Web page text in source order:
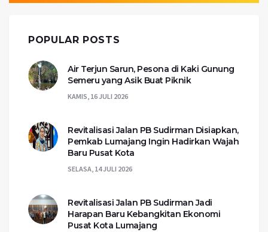
POPULAR POSTS
Air Terjun Sarun, Pesona di Kaki Gunung
Semeru yang Asik Buat Piknik
KAMIS, 16 JULI 2026
Revitalisasi Jalan PB Sudirman Disiapkan,
Pemkab Lumajang Ingin Hadirkan Wajah
Baru Pusat Kota
SELASA, 14 JULI 2026
Revitalisasi Jalan PB Sudirman Jadi
Harapan Baru Kebangkitan Ekonomi
Pusat Kota Lumajang